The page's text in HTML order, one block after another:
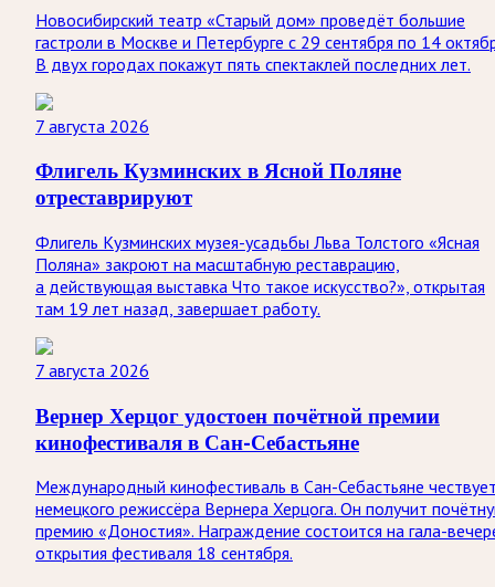
Новосибирский театр «Старый дом» проведёт большие
гастроли в Москве и Петербурге с 29 сентября по 14
В двух городах покажут пять спектаклей последних лет.
7 августа 2026
Флигель Кузминских в Ясной Поляне
отреставрируют
Флигель Кузминских музея-усадьбы Льва Толстого «Ясная
Поляна» закроют на масштабную реставрацию,
а действующая выставка Что такое искусство?», открытая
там 19 лет назад, завершает работу.
7 августа 2026
Вернер Херцог удостоен почётной премии
кинофестиваля в Сан-Себастьяне
Международный кинофестиваль в Сан-Себастьяне
немецкого режиссёра Вернера Херцога. Он получит
премию «Доностия». Награждение состоится на гала-
открытия фестиваля 18 сентября.